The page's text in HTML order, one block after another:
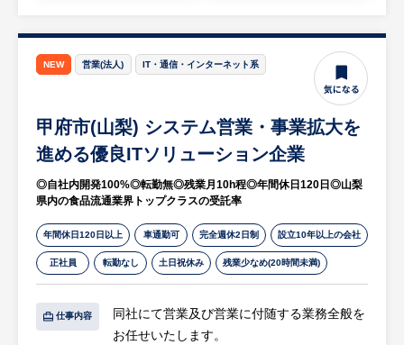
・規定区間における高速通勤手当や一人
13,000円の子供手当、退職金制度など、手厚
い福利厚生で長期就業をサポートします。
【HUREX求人担当コメント】
◎フレックス対応＆夜勤なしで抜群の働きや
・コアタイム（10:20～15:00）のフレックス
タイム制導入により、柔軟な働き方が可能で
す。
・設備保全職でありながら交替勤務や夜勤が
なく、身体への負担を抑えて長く活躍できま
す。
・有給休暇は入社即日に11日付与され、社員
の平均取得率は80％と非常に高い水準を誇り
◎上場企業グループ×新工場設立の成長性と
NEW 営業(法人) IT・通信・インターネット系
甲府市(山梨) システム営業・事業拡大を
進める優良ITソリューション企業
◎自社内開発100%◎転勤無◎残業月10h程◎年間休日120日◎山梨
県内の食品流通業界トップクラスの受託率
年間休日120日以上 車通勤可 完全週休2日制 設立10年以上の会社
正社員 転勤なし 土日祝休み 残業少なめ(20時間未満)
仕事内容
同社にて営業及び営業に付随する業務全般を
お任せいたします。